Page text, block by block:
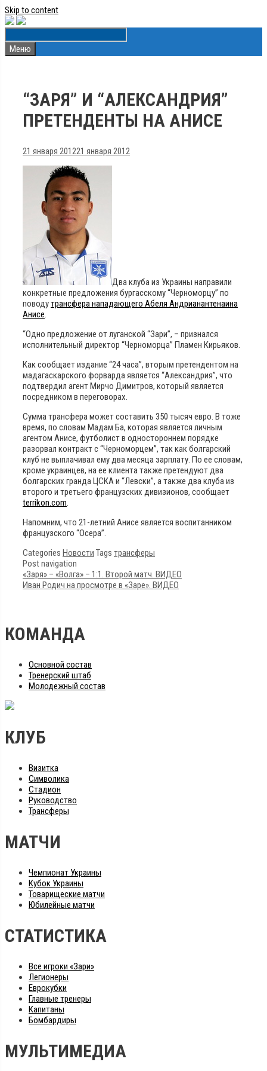
Skip to content
Меню
“ЗАРЯ” И “АЛЕКСАНДРИЯ”
ПРЕТЕНДЕНТЫ НА АНИСЕ
21 января 201221 января 2012
Два клуба из Украины направили
конкретные предложения бургасскому “Черноморцу” по
поводутрансфера нападающего Абеля Андрианантенаина
Анисе.
“Одно предложение от луганской “Зари”, – признался
исполнительный директор “Черноморца” Пламен Кирьяков.
Как сообщает издание “24 часа”, вторым претендентом на
мадагаскарского форварда является “Александрия”, что
подтвердил агент Мирчо Димитров, который является
посредником в переговорах.
Сумма трансфера может составить 350 тысяч евро. В тоже
время, по словам Мадам Ба, которая является личным
агентом Анисе, футболист в одностороннем порядке
разорвал контракт с “Черноморцем”, так как болгарский
клуб не выплачивал ему два месяца зарплату. По ее словам,
кроме украинцев, на ее клиента также претендуют два
болгарских гранда ЦСКА и “Левски”, а также два клуба из
второго и третьего французских дивизионов, сообщает
terrikon.com.
Напомним, что 21-летний Анисе является воспитанником
французского “Осера”.
Categories Новости Tags трансферы
Post navigation
«Заря» – «Волга» – 1:1. Второй матч. ВИДЕО
Иван Родич на просмотре в «Заре». ВИДЕО
КОМАНДА
Основной состав
Тренерский штаб
Молодежный состав
КЛУБ
Визитка
Символика
Стадион
Руководство
Трансферы
МАТЧИ
Чемпионат Украины
Кубок Украины
Товарищеские матчи
Юбилейные матчи
СТАТИСТИКА
Все игроки «Зари»
Легионеры
Еврокубки
Главные тренеры
Капитаны
Бомбардиры
МУЛЬТИМЕДИА